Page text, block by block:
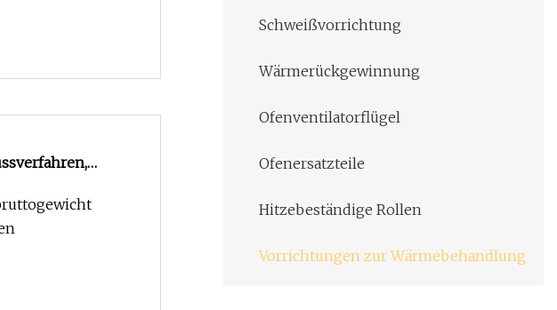
Schweißvorrichtung
Wärmerückgewinnung
Ofenventilatorflügel
Ofenersatzteile
Hitzebeständige Rollen
Vorrichtungen zur Wärmebehandlung